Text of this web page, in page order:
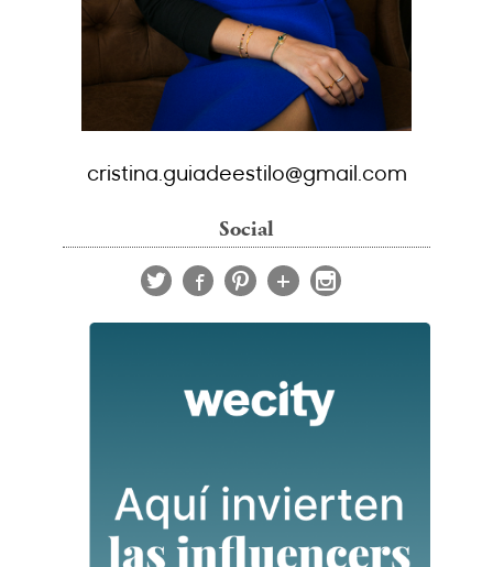
cristina.guiadeestilo@gmail.com
Social